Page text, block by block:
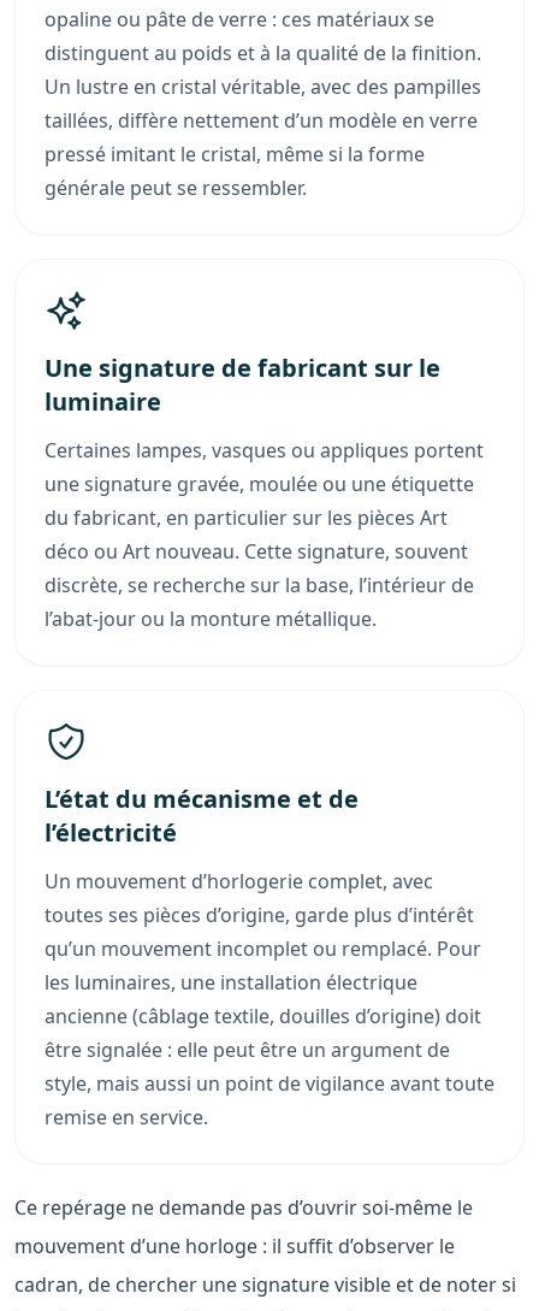
opaline ou pâte de verre : ces matériaux se
distinguent au poids et à la qualité de la finition.
Un lustre en cristal véritable, avec des pampilles
taillées, diffère nettement d’un modèle en verre
pressé imitant le cristal, même si la forme
générale peut se ressembler.
Une signature de fabricant sur le
luminaire
Certaines lampes, vasques ou appliques portent
une signature gravée, moulée ou une étiquette
du fabricant, en particulier sur les pièces Art
déco ou Art nouveau. Cette signature, souvent
discrète, se recherche sur la base, l’intérieur de
l’abat-jour ou la monture métallique.
L’état du mécanisme et de
l’électricité
Un mouvement d’horlogerie complet, avec
toutes ses pièces d’origine, garde plus d’intérêt
qu’un mouvement incomplet ou remplacé. Pour
les luminaires, une installation électrique
ancienne (câblage textile, douilles d’origine) doit
être signalée : elle peut être un argument de
style, mais aussi un point de vigilance avant toute
remise en service.
Ce repérage ne demande pas d’ouvrir soi-même le
mouvement d’une horloge : il suffit d’observer le
cadran, de chercher une signature visible et de noter si